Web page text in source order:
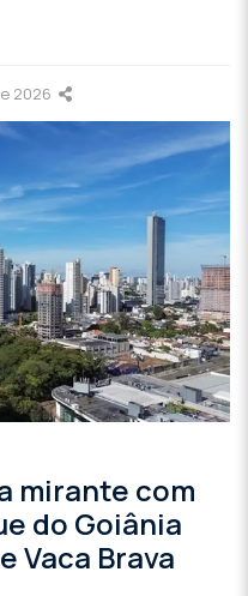
2026
mirante com
do Goiânia
Vaca Brava